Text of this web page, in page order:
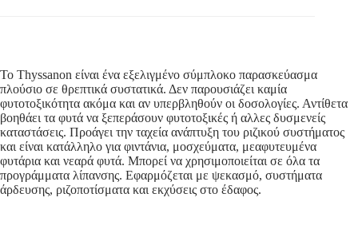
Το Thyssanon είναι ένα εξελιγμένο σύμπλοκο παρασκεύασμα
πλούσιο σε θρεπτικά συστατικά. Δεν παρουσιάζει καμία
φυτοτοξικότητα ακόμα και αν υπερβληθούν οι δοσολογίες. Αντίθετα
βοηθάει τα φυτά να ξεπεράσουν φυτοτοξικές ή αλλες δυσμενείς
καταστάσεις. Προάγει την ταχεία ανάπτυξη του ριζικού συστήματος
και είναι κατάλληλο για φιντάνια, μοσχεύματα, μεαφυτευμένα
φυτάρια και νεαρά φυτά. Μπορεί να χρησιμοποιείται σε όλα τα
προγράμματα λίπανσης. Εφαρμόζεται με ψεκασμό, συστήματα
άρδευσης, ριζοποτίσματα και εκχύσεις στο έδαφος.